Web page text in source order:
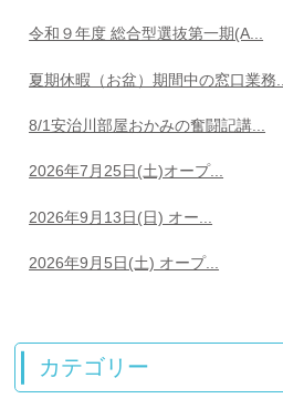
令和９年度 総合型選抜第一期(A...
夏期休暇（お盆）期間中の窓口業務...
8/1安治川部屋おかみの奮闘記講...
2026年7月25日(土)オープ...
2026年9月13日(日) オー...
2026年9月5日(土) オープ...
カテゴリー